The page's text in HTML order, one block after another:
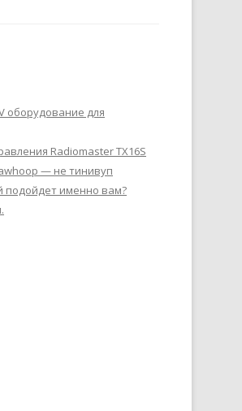
оборудование для
Radiomaster TX16S
— не тинивуп
подойдет именно вам?